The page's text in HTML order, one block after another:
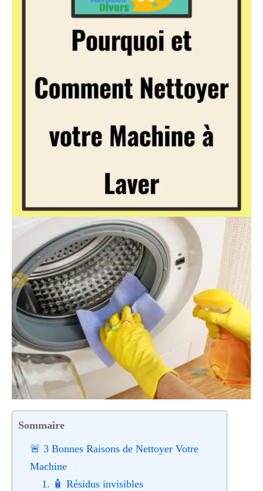
Sommaire
🚨 3 Bonnes Raisons de Nettoyer Votre
Machine
1. 🧴 Résidus invisibles